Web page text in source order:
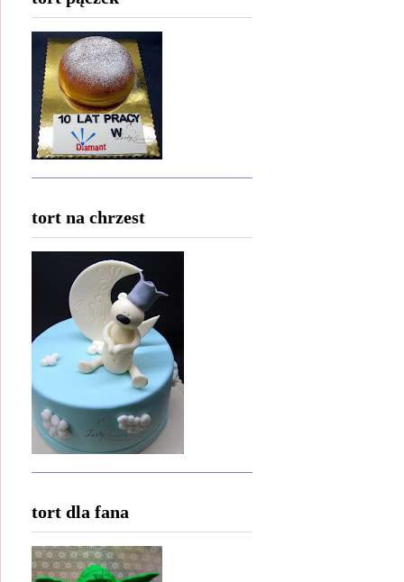
tort na chrzest
tort dla fana